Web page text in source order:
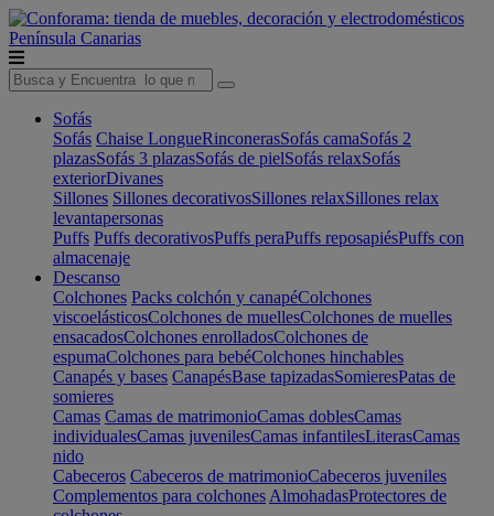
Península Canarias
Sofás
Sofás Chaise LongueRinconerasSofás camaSofás 2
plazasSofás 3 plazasSofás de pielSofás relaxSofás
exteriorDivanes
Sillones Sillones decorativosSillones relaxSillones relax
levantapersonas
Puffs Puffs decorativosPuffs peraPuffs reposapiésPuffs con
almacenaje
Descanso
Colchones Packs colchón y canapéColchones
viscoelásticosColchones de muellesColchones de muelles
ensacadosColchones enrolladosColchones de
espumaColchones para bebéColchones hinchables
Canapés y bases CanapésBase tapizadasSomieresPatas de
somieres
Camas Camas de matrimonioCamas doblesCamas
individualesCamas juvenilesCamas infantilesLiterasCamas
nido
Cabeceros Cabeceros de matrimonioCabeceros juveniles
Complementos para colchones AlmohadasProtectores de